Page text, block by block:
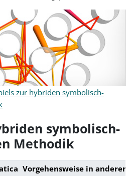
zur hybriden symbolisch-
symbolisch-
Methodik
Vorgehensweise in anderen